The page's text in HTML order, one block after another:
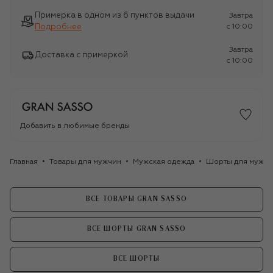
Примерка в одном из 6 пунктов выдачи
Подробнее
Завтра
c 10:00
Доставка с примеркой
Завтра
c 10:00
Добавить в любимые бренды
Главная Товары для мужчин Мужская одежда Шорты для
ВСЕ ТОВАРЫ GRAN SASSO
ВСЕ ШОРТЫ GRAN SASSO
ВСЕ ШОРТЫ